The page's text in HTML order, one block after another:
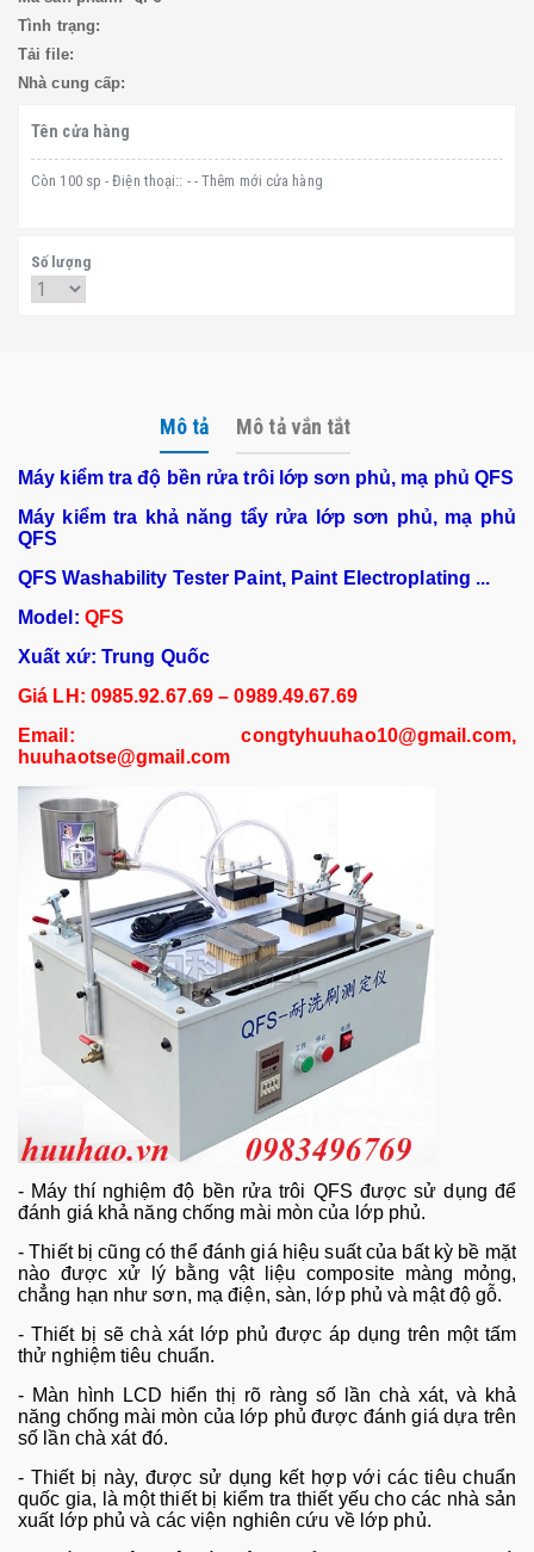
Tình trạng:
Tải file:
Nhà cung cấp:
Tên cửa hàng
Còn 100 sp - Điện thoại:: - - Thêm mới cửa hàng
Số lượng
Mô tả Mô tả vắn tắt
Máy kiểm tra độ bền rửa trôi lớp sơn phủ, mạ phủ QFS
Máy kiểm tra khả năng tẩy rửa lớp sơn phủ, mạ phủ
QFS
QFS Washability Tester Paint, Paint Electroplating ...
Model: QFS
Xuất xứ: Trung Quốc
Giá LH: 0985.92.67.69 – 0989.49.67.69
Email: congtyhuuhao10@gmail.com,
huuhaotse@gmail.com
- Máy thí nghiệm độ bền rửa trôi QFS được sử dụng để
đánh giá khả năng chống mài mòn của lớp phủ.
-Thiết bị cũng có thể đánh giá hiệu suất của bất kỳ bề mặt
nào được xử l ý bằng vật liệu composite màng mỏng,
chẳng hạn như sơn, mạ điện, sàn, lớp phủ và mật độ gỗ.
- Thiết bị sẽ chà xát lớp phủ được áp dụng trên một tấm
thử nghiệm tiêu chuẩn.
- Màn hình LCD hiển thị rõ ràng số lần chà xát, và khả
năng chống mài mòn của lớp phủ được đánh giá dựa trên
số lần chà xát đó.
- Thiết bị này, được sử dụng kết hợp với các tiêu chuẩn
quốc gia, l à một thiết bị kiểm tra thiết yếu cho các nhà sản
xuất lớp phủ và các viện nghiên cứu về lớp phủ.